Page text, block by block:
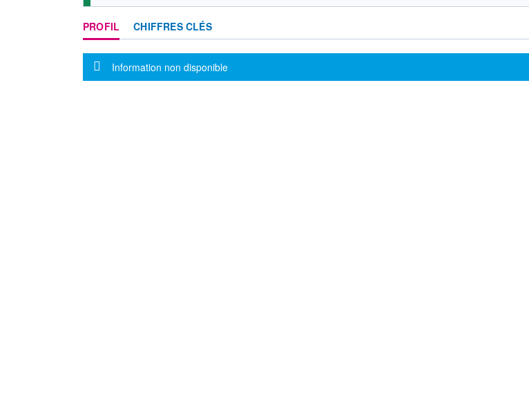
PROFIL CHIFFRES CLÉS
Message d'information
Information non disponible